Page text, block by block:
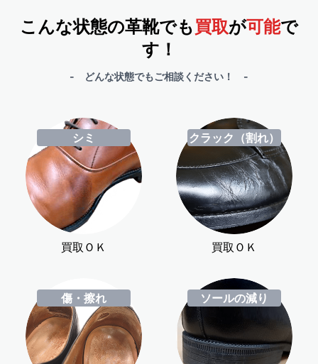
こんな状態の革靴でも買取が可能で
す！
- どんな状態でもご相談ください！ -
シミ
買取ＯＫ
クラック（割れ）
買取ＯＫ
傷・擦れ ソールの減り